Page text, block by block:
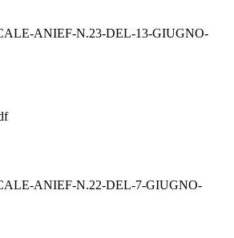
ANIEF-N.23-DEL-13-GIUGNO-
ANIEF-N.22-DEL-7-GIUGNO-